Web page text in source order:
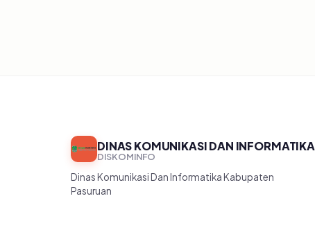
DINAS KOMUNIKASI DAN INFORMATIKA
DISKOMINFO
Dinas Komunikasi Dan Informatika Kabupaten
Pasuruan